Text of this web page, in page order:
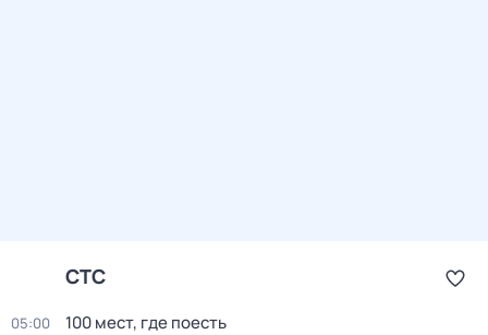
СТС
05:00 100 мест, где поесть